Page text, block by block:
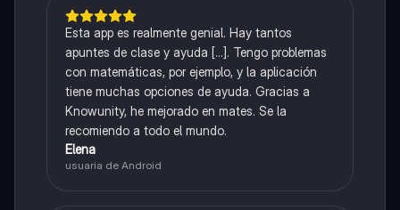
Esta app es realmente genial. Hay tantos
apuntes de clase y ayuda [...]. Tengo problemas
con matemáticas, por ejemplo, y la aplicación
tiene muchas opciones de ayuda. Gracias a
Knowunity, he mejorado en mates. Se la
recomiendo a todo el mundo.
Elena
usuaria de Android